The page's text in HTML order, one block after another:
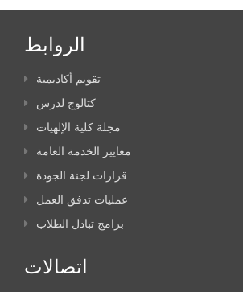
الروابط
تقويم أكاديمية
كتالوج لدرس
مجلة كلية الإلهيات
معايير الخدمة العامة
قرارات لجنة الجودة
عمليات تدفق العمل
برامج تبادل الطلاب
اتصالات